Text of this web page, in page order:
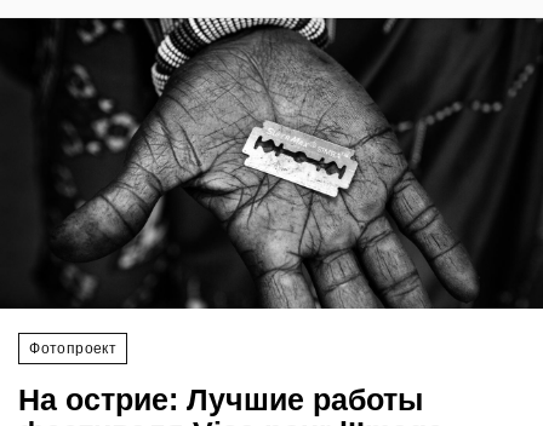
Фотопроект
На острие: Лучшие работы